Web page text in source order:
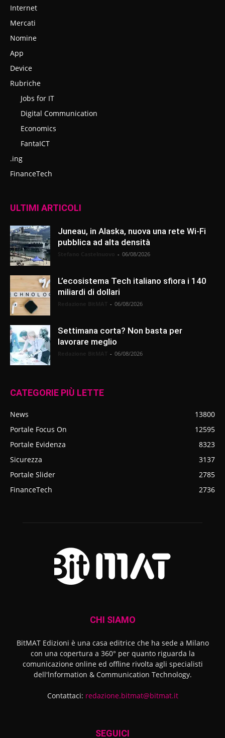
Internet
Mercati
Nomine
App
Device
Rubriche
Jobs for IT
Digital Communication
Economics
FantaICT
.ing
FinanceTech
ULTIMI ARTICOLI
Juneau, in Alaska, nuova una rete Wi-Fi
pubblica ad alta densità
- 06/08/2026
L’ecosistema Tech italiano sfiora i 140
miliardi di dollari
- 06/08/2026
Settimana corta? Non basta per
lavorare meglio
- 06/08/2026
CATEGORIE PIÙ LETTE
News
13800
Portale Focus On
12595
Portale Evidenza
8323
Sicurezza
3137
Portale Slider
2785
FinanceTech
2736
CHI SIAMO
BitMAT Edizioni è una casa editrice che ha sede a Milano
con una copertura a 360° per quanto riguarda la
comunicazione online ed offline rivolta agli specialisti
dell'lnformation & Communication Technology.
Contattaci: redazione.bitmat@bitmat.it
SEGUICI